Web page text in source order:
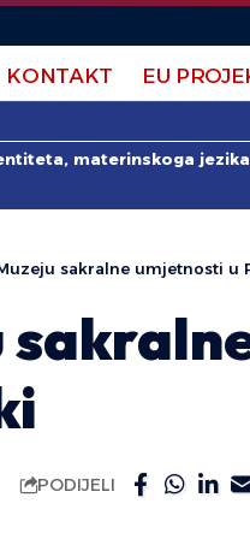
KONTAKT EU
materinskoga
sakralne umjetnosti u
PODIJELI